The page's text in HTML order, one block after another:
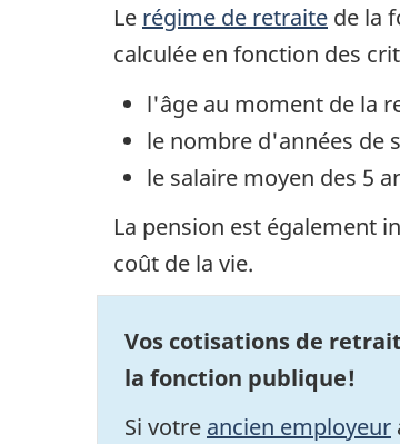
Le régime de retraite de la
calculée en fonction des
l'âge au moment de la
le nombre d'années de
le salaire moyen des 5
La pension est également
coût de la vie.
Vos cotisations de
la fonction publique!
Si votre ancien employeur